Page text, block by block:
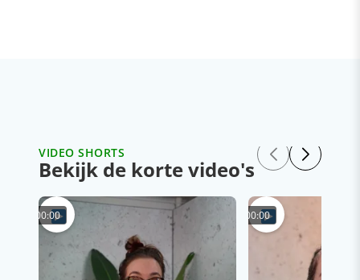
VIDEO SHORTS
Bekijk de korte video's
00:00 00:00